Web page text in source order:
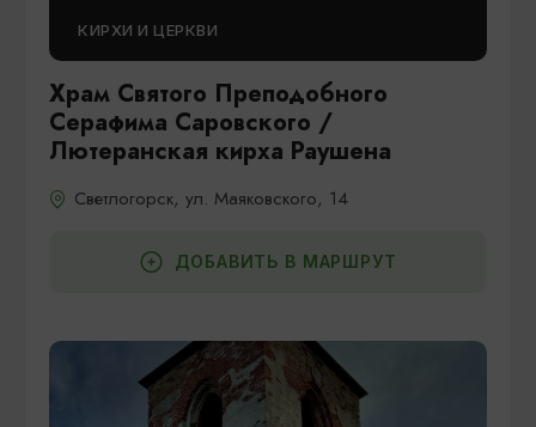
КИРХИ И ЦЕРКВИ
Храм Святого Преподобного
Серафима Саровского /
Лютеранская кирха Раушена
Светлогорск, ул. Маяковского, 14
ДОБАВИТЬ В МАРШРУТ